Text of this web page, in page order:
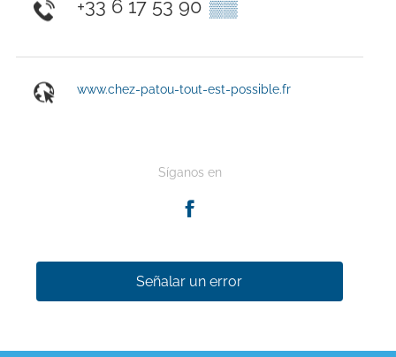
+33 6 17 53 90 ▒▒
www.chez-patou-tout-est-possible.fr
Síganos en
Señalar un error